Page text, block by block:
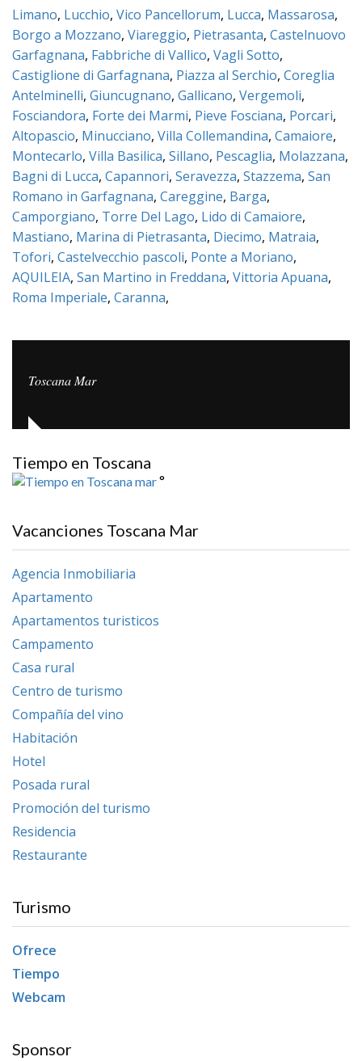
Limano, Lucchio, Vico Pancellorum, Lucca, Massarosa,
Borgo a Mozzano, Viareggio, Pietrasanta, Castelnuovo
Garfagnana, Fabbriche di Vallico, Vagli Sotto,
Castiglione di Garfagnana, Piazza al Serchio, Coreglia
Antelminelli, Giuncugnano, Gallicano, Vergemoli,
Fosciandora, Forte dei Marmi, Pieve Fosciana, Porcari,
Altopascio, Minucciano, Villa Collemandina, Camaiore,
Montecarlo, Villa Basilica, Sillano, Pescaglia, Molazzana,
Bagni di Lucca, Capannori, Seravezza, Stazzema, San
Romano in Garfagnana, Careggine, Barga,
Camporgiano, Torre Del Lago, Lido di Camaiore,
Mastiano, Marina di Pietrasanta, Diecimo, Matraia,
Tofori, Castelvecchio pascoli, Ponte a Moriano,
AQUILEIA, San Martino in Freddana, Vittoria Apuana,
Roma Imperiale, Caranna,
Toscana Mar
Tiempo en Toscana
°
Vacanciones Toscana Mar
Agencia Inmobiliaria
Apartamento
Apartamentos turisticos
Campamento
Casa rural
Centro de turismo
Compañía del vino
Habitación
Hotel
Posada rural
Promoción del turismo
Residencia
Restaurante
Turismo
Ofrece
Tiempo
Webcam
Sponsor